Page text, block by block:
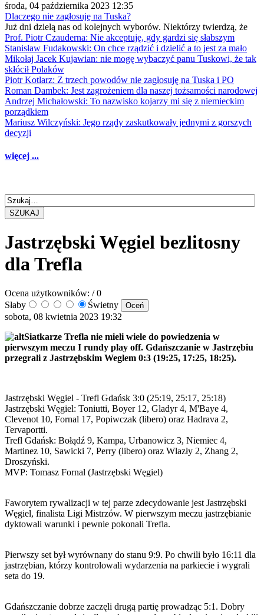
środa, 04 października 2023 12:35
Dlaczego nie zagłosuję na Tuska?
Już dni dzielą nas od kolejnych wyborów. Niektórzy twierdzą, że
Prof. Piotr Czauderna: Nie akceptuję, gdy gardzi się słabszym
Stanisław Fudakowski: On chce rządzić i dzielić a to jest za mało
Mikołaj Jacek Kujawian: nie mogę wybaczyć panu Tuskowi, że tak
skłócił Polaków
Piotr Kotlarz: Z trzech powodów nie zagłosuję na Tuska i PO
Roman Dambek: Jest zagrożeniem dla naszej tożsamości narodowej
Andrzej Michałowski: To nazwisko kojarzy mi się z niemieckim
porządkiem
Mariusz Wilczyński: Jego rządy zaskutkowały jednymi z gorszych
decyzji
więcej ...
SZUKAJ
Jastrzębski Węgiel bezlitosny
dla Trefla
Ocena użytkowników: / 0
Słaby
Świetny
sobota, 08 kwietnia 2023 19:32
Siatkarze Trefla nie mieli wiele do powiedzenia w
pierwszym meczu I rundy play off. Gdańszczanie w Jastrzębiu
przegrali z Jastrzębskim Weglem 0:3 (19:25, 17:25, 18:25).
Jastrzębski Węgiel - Trefl Gdańsk 3:0 (25:19, 25:17, 25:18)
Jastrzębski Węgiel: Toniutti, Boyer 12, Gladyr 4, M'Baye 4,
Clevenot 10, Fornal 17, Popiwczak (libero) oraz Hadrava 2,
Tervaportti.
Trefl Gdańsk: Bołądź 9, Kampa, Urbanowicz 3, Niemiec 4,
Martinez 10, Sawicki 7, Perry (libero) oraz Wlazły 2, Zhang 2,
Droszyński.
MVP: Tomasz Fornal (Jastrzębski Węgiel)
Faworytem rywalizacji w tej parze zdecydowanie jest Jastrzębski
Węgiel, finalista Ligi Mistrzów. W pierwszym meczu jastrzębianie
dyktowali warunki i pewnie pokonali Trefla.
Pierwszy set był wyrównany do stanu 9:9. Po chwili było 16:11 dla
jastrzębian, którzy kontrolowali wydarzenia na parkiecie i wygrali
seta do 19.
Gdańszczanie dobrze zaczęli drugą partię prowadząc 5:1. Dobry